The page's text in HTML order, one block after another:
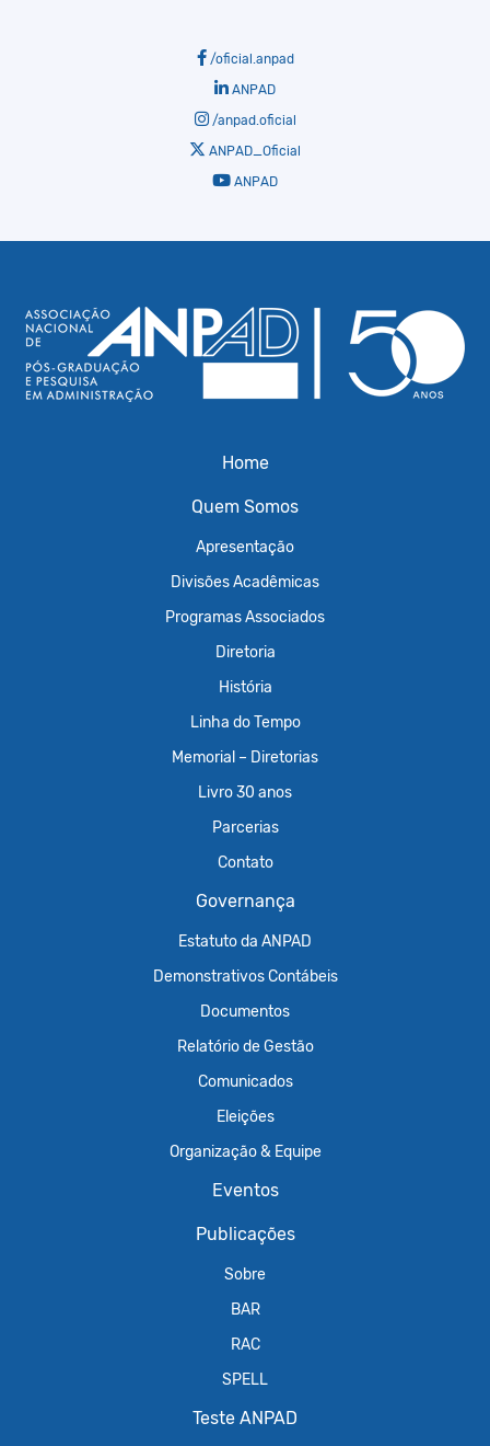
/oficial.anpad
ANPAD
/anpad.oficial
ANPAD_Oficial
ANPAD
Home
Quem Somos
Apresentação
Divisões Acadêmicas
Programas Associados
Diretoria
História
Linha do Tempo
Memorial – Diretorias
Livro 30 anos
Parcerias
Contato
Governança
Estatuto da ANPAD
Demonstrativos Contábeis
Documentos
Relatório de Gestão
Comunicados
Eleições
Organização & Equipe
Eventos
Publicações
Sobre
BAR
RAC
SPELL
Teste ANPAD